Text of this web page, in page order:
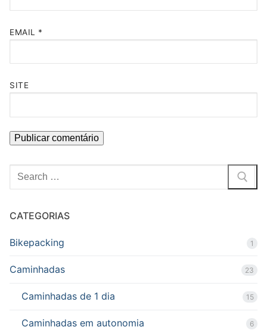
EMAIL *
SITE
Pesquisar
por:
CATEGORIAS
Bikepacking 1
Caminhadas 23
Caminhadas de 1 dia 15
Caminhadas em autonomia 6